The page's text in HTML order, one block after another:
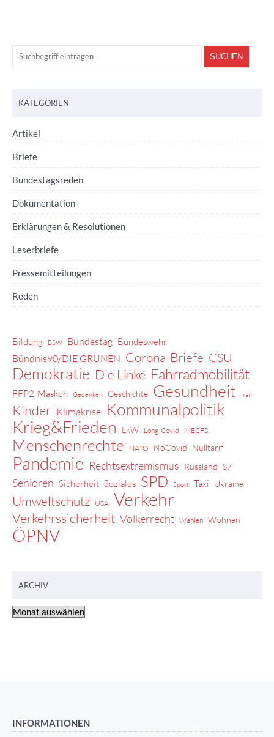
KATEGORIEN
Artikel
Briefe
Bundestagsreden
Dokumentation
Erklärungen & Resolutionen
Leserbriefe
Pressemitteilungen
Reden
Bildung BSW Bundestag Bundeswehr
Bündnis90/DIE GRÜNEN Corona-Briefe CSU
Demokratie Die Linke Fahrradmobilität
FFP2-Masken Gedenken Geschichte Gesundheit Iran
Kinder Klimakrise Kommunalpolitik
Krieg&Frieden
LkW Long-Covid MECFS
Menschenrechte NATO NoCovid Nulltarif
Pandemie Rechtsextremismus Russland S7
Senioren Sicherheit Soziales SPD Sport Taxi Ukraine
Umweltschutz USA Verkehr
Verkehrssicherheit Völkerrecht Wahlen Wohnen
ÖPNV
ARCHIV
INFORMATIONEN